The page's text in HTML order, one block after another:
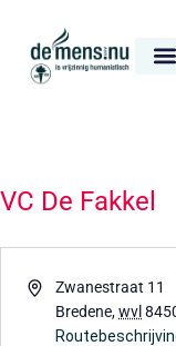
VC De Fakkel
AdresZwanestraat 11
Bredene,wvl